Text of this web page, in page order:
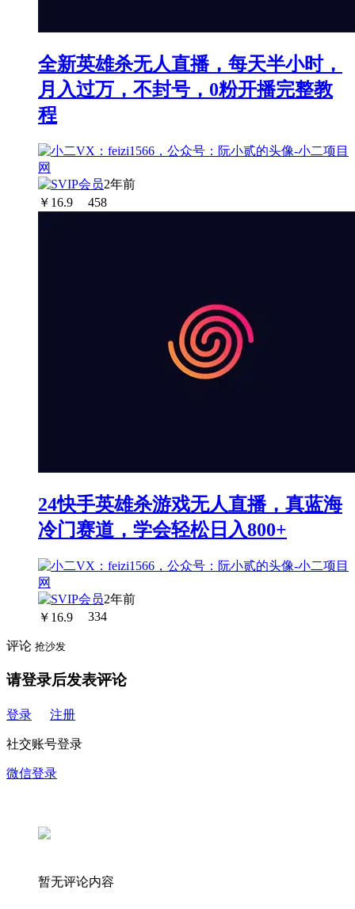
全新英雄杀无人直播，每天半小时，
月入过万，不封号，0粉开播完整教
程
2年前
￥ 16.9 458
24快手英雄杀游戏无人直播，真蓝海
冷门赛道，学会轻松日入800+
2年前
￥ 16.9 334
评论 抢沙发
请登录后发表评论
登录 注册
社交账号登录
微信登录
暂无评论内容